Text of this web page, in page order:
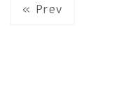
« Prev